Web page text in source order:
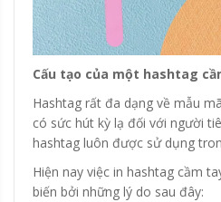
Cấu tạo của một hashtag
Hashtag rất đa dạng về mẫu
có sức hút kỳ lạ đối với người
hashtag luôn được sử dụng
Hiện nay việc in hashtag cầm
biến bởi những lý do sau đây: